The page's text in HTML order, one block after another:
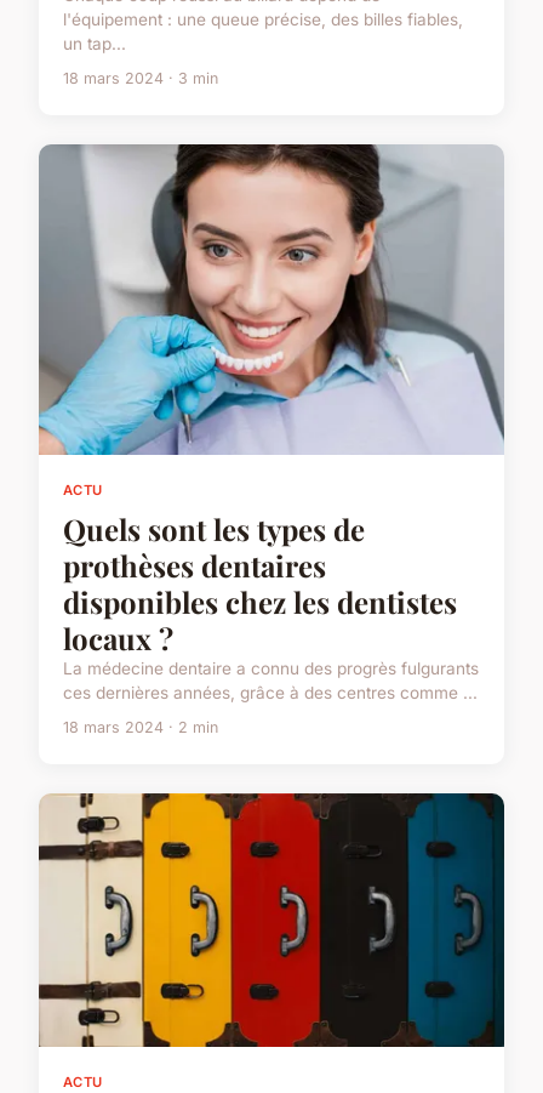
l'équipement : une queue précise, des billes fiables,
un tap...
18 mars 2024 · 3 min
ACTU
Quels sont les types de
prothèses dentaires
disponibles chez les dentistes
locaux ?
La médecine dentaire a connu des progrès fulgurants
ces dernières années, grâce à des centres comme ...
18 mars 2024 · 2 min
ACTU